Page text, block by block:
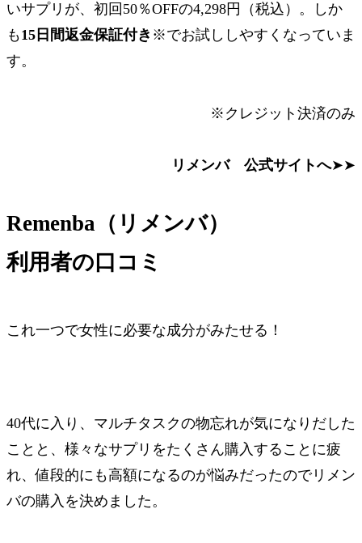
いサプリが、 初回50％OFFの4,298円
（税込）。しか
も15日間返金保証付き ※でお試ししやすくなっていま
す。
※ クレジット決済のみ
リメンバ 公式サイトへ➤➤
Remenba（リメンバ）
利用者の口コミ
これ一つで女性に必要な成分がみたせる！
40代に入り、マルチタスクの物忘れが気になりだした
ことと、様々なサプリをたくさん購入することに疲
れ、値段的にも高額になるのが悩みだったのでリメン
バの購入を決めました。